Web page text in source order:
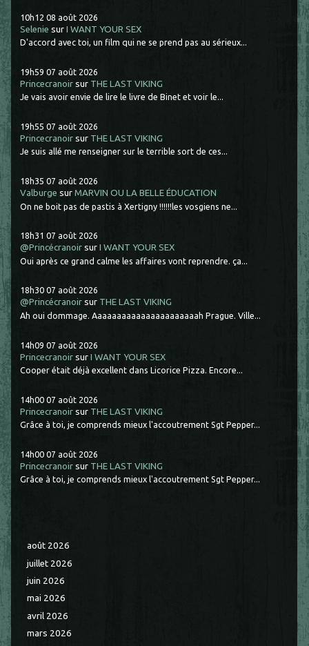
10h12 08 août 2026
Selenie surI WANT YOUR SEX
D'accord avec toi, un film qui ne se prend pas au sérieux...
19h59 07 août 2026
Princecranoir sur THE LAST VIKING
Je vais avoir envie de lire le livre de Binet et voir le...
19h55 07 août 2026
Princecranoir sur THE LAST VIKING
Je suis allé me renseigner sur le terrible sort de ces...
18h35 07 août 2026
Valburge surMARVIN OU LA BELLE ÉDUCATION
On ne boit pas de pastis à Xertigny !!!!!!les vosgiens ne...
18h31 07 août 2026
@Princécranoir surI WANT YOUR SEX
Oui après ce grand calme les affaires vont reprendre. ça...
18h30 07 août 2026
@Princécranoir sur THE LAST VIKING
Ah oui dommage. Aaaaaaaaaaaaaaaaaaaaaah Prague. Ville...
14h09 07 août 2026
Princecranoir surI WANT YOUR SEX
Cooper était déjà excellent dans Licorice Pizza. Encore...
14h00 07 août 2026
Princecranoir sur THE LAST VIKING
Grâce à toi, je comprends mieux l'accoutrement Sgt Pepper...
14h00 07 août 2026
Princecranoir sur THE LAST VIKING
Grâce à toi, je comprends mieux l'accoutrement Sgt Pepper...
août 2026
juillet 2026
juin 2026
mai 2026
avril 2026
mars 2026